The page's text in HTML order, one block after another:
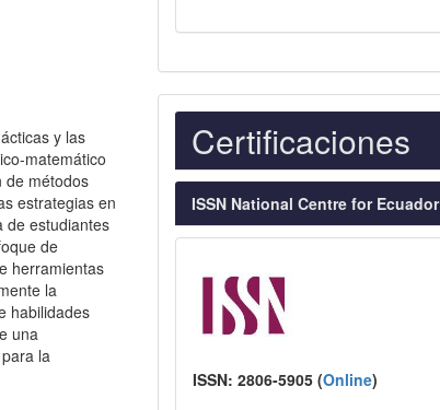
y las
matemático
de métodos
estrategias en
de estudiantes
de
herramientas
la
habilidades
una
la
Indexaciones
Certificaciones
ISSN National Centre for Ecuador
ISSN: 2806-5905 (Online)